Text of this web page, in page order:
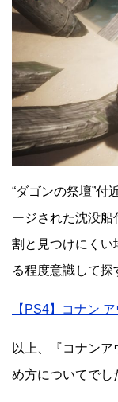
“ダゴンの祭壇”付
ージされた沈没船
割と見つけにくい
る程度意識して探
【PS4】コナン
以上、『コナン
め方についてでし